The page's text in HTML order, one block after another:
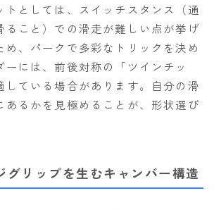
トとしては、スイッチスタンス（通
ること）での滑走が難しい点が挙げ
め、パークで多彩なトリックを決め
ーには、前後対称の「ツインチッ
している場合があります。自分の滑
あるかを見極めることが、形状選び
グリップを生むキャンバー構造